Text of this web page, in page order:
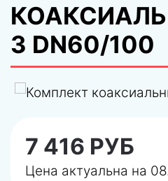
3 DN60/100
7 416 РУБ
Цена актуальна на